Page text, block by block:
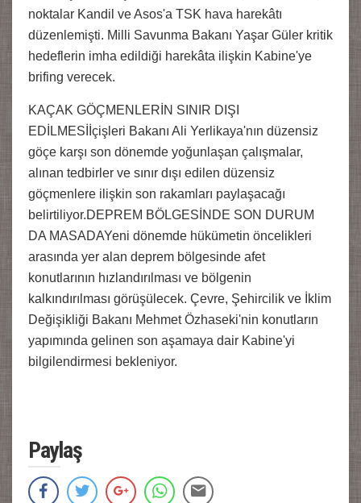
noktalar Kandil ve Asos'a TSK hava harekâtı
düzenlemişti. Milli Savunma Bakanı Yaşar Güler kritik
hedeflerin imha edildiği harekâta ilişkin Kabine'ye
brifing verecek.
KAÇAK GÖÇMENLERİN SINIR DIŞI
EDİLMESİİçişleri Bakanı Ali Yerlikaya'nın düzensiz
göçe karşı son dönemde yoğunlaşan çalışmalar,
alınan tedbirler ve sınır dışı edilen düzensiz
göçmenlere ilişkin son rakamları paylaşacağı
belirtiliyor.DEPREM BÖLGESİNDE SON DURUM
DA MASADAYeni dönemde hükümetin öncelikleri
arasında yer alan deprem bölgesinde afet
konutlarının hızlandırılması ve bölgenin
kalkındırılması görüşülecek. Çevre, Şehircilik ve İklim
Değişikliği Bakanı Mehmet Özhaseki'nin konutların
yapımında gelinen son aşamaya dair Kabine'yi
bilgilendirmesi bekleniyor.
Paylaş